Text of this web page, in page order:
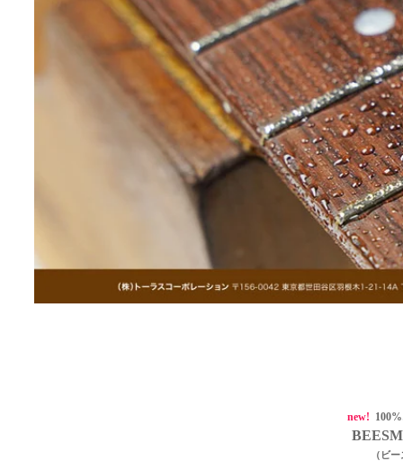
new!
（ビ